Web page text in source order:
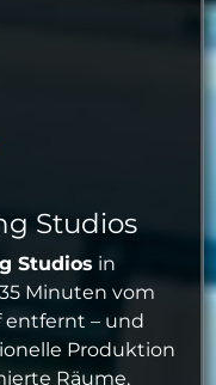
Studios
Studios in
Minuten vom
– und
Produktion
Räume,